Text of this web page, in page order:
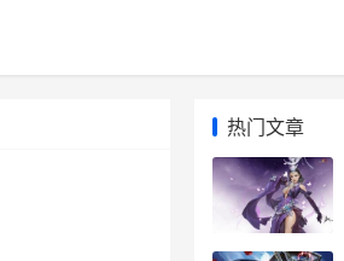
热门文章